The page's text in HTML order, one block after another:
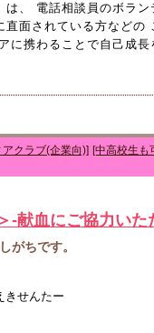
は、 電話相談員のボラ
直面されている方など
に携わることで自己成
アクラブ(企業向)] [中高校生も
-献血にご協力い
がちです。
きせんたー